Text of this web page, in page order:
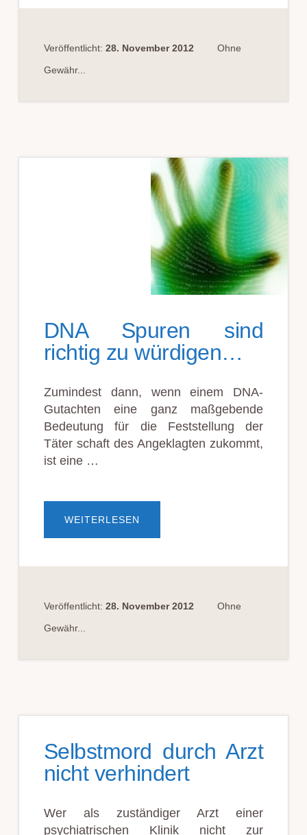
LAGE
Veröffentlicht: 28. November 2012
Ohne
Gewähr...
DNA Spuren sind
richtig zu würdigen…
Zumindest dann, wenn einem DNA-
Gutachten eine ganz maßgebende
Bedeutung für die Feststellung der
Täter schaft des Angeklagten zukommt,
ist eine …
WEITERLESEN
SIND
WÜRDIGEN…
Veröffentlicht: 28. November 2012
Ohne
Gewähr...
Selbstmord durch Arzt
nicht verhindert
Wer als zuständiger Arzt einer
psychiatrischen Klinik nicht zur